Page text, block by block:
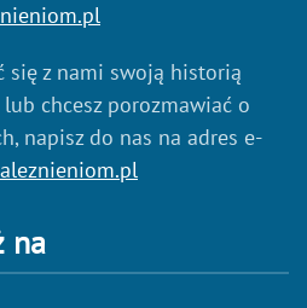
się z nami swoją historią
chcesz porozmawiać o
napisz do nas na adres e-
na